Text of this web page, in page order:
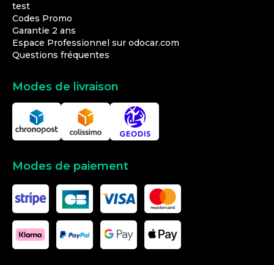
test
Codes Promo
Garantie 2 ans
Espace Professionnel sur odocar.com
Questions fréquentes
Modes de livraison
Modes de paiement